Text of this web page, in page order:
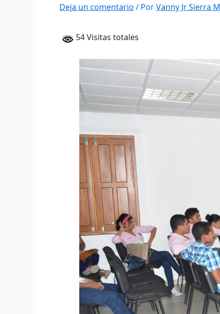
Deja un comentario / PorVanny Jr Sierra M
54 Visitas totales